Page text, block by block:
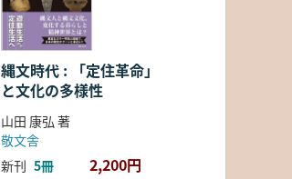
縄文時代 : 「定住革命」
と文化の多様性
山田 康弘 著
敬文舎
新刊 5冊 2,200円